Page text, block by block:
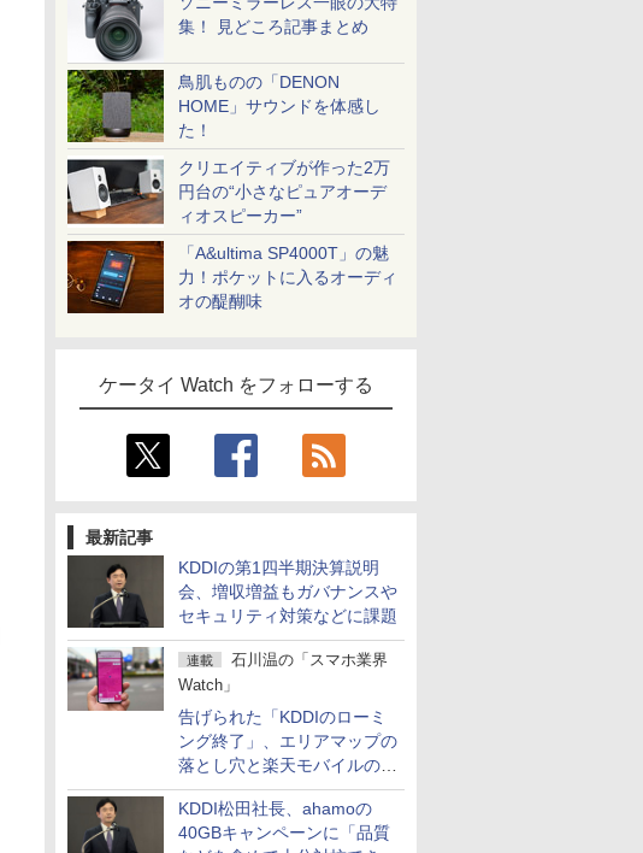
集！ 見どころ記事まとめ
鳥肌ものの「DENON
HOME」サウンドを体感し
た！
クリエイティブが作った2万
円台の“小さなピュアオーデ
ィオスピーカー”
「A&ultima SP4000T」の魅
力！ポケットに入るオーディ
オの醍醐味
ケータイ Watch をフォローする
最新記事
KDDIの第1四半期決算説明
会、増収増益もガバナンスや
セキュリティ対策などに課題
連載
石川温の「スマホ業界
Watch」
告げられた「KDDIのローミ
ング終了」、エリアマップの
落とし穴と楽天モバイルの課
題
KDDI松田社長、ahamoの
40GBキャンペーンに「品質